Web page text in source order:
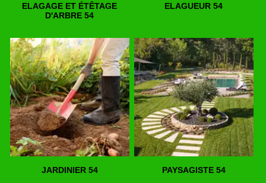
ELAGAGE ET ÉTÊTAGE
D'ARBRE 54
ELAGUEUR 54
JARDINIER 54 PAYSAGISTE 54